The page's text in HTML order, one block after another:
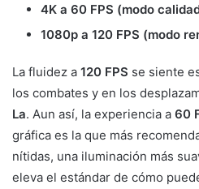
4K a 60 FPS (modo
1080p a 120 FPS (modo
La fluidez a 120 FPS se siente
los combates y en los
La. Aun así, la experiencia a 60
gráfica es la que más
nítidas, una iluminación más
eleva el estándar de cómo